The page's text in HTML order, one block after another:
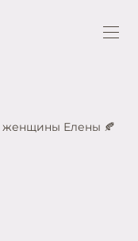
женщины Елены 🍂